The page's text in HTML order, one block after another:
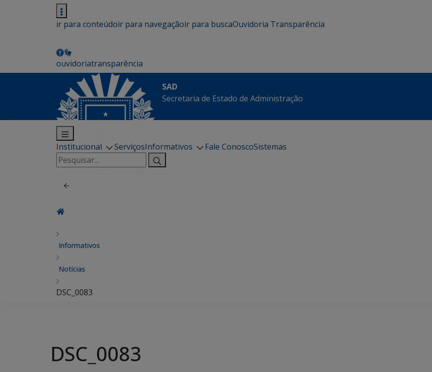
ir para conteúdoir para navegaçãoir para buscaOuvidoria Transparência
ouvidoriatransparência
SAD
Secretaria de Estado de Administração
Institucional ServiçosInformativos Fale ConoscoSistemas
Pesquisar
por:
Informativos
Notícias
DSC_0083
DSC_0083